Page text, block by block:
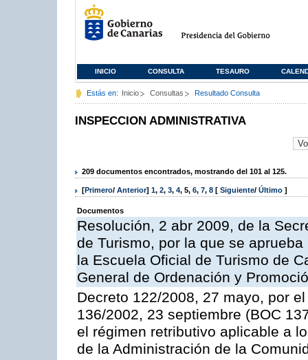
INICIO CONSULTA TESAURO
Estás en: Inicio Consultas Resultado Consulta
INSPECCION ADMINISTRATIVA
209 documentos encontrados, mostrando del 101 al 125.
[Primero/ Anterior] 1, 2, 3, 4, 5, 6, 7, 8 [ Siguiente/ Último ]
Documentos
Resolución, 2 abr 2009, de la
de Turismo, por la que se
la Escuela Oficial de Turismo de
General de Ordenación y
Decreto 122/2008, 27 mayo, por
136/2002, 23 septiembre (BOC
el régimen retributivo aplicable a
de la Administración de la